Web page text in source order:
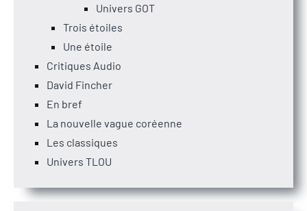
Univers GOT
Trois étoiles
Une étoile
Critiques Audio
David Fincher
En bref
La nouvelle vague coréenne
Les classiques
Univers TLOU